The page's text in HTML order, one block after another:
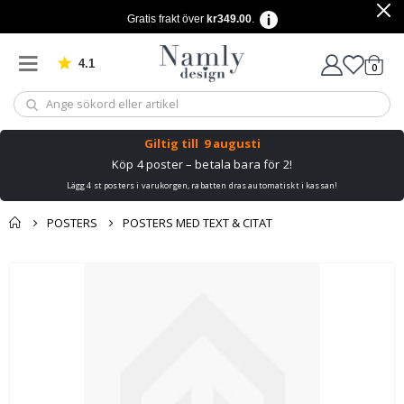
Gratis frakt över kr349.00.
4.1 Baserat på 1025 betyg 0
Giltig till 9 augusti
Köp 4 poster – betala bara för 2!
Lägg 4 st posters i varukorgen, rabatten dras automatiskt i kassan!
POSTERS POSTERS MED TEXT & CITAT